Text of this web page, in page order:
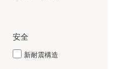
安全
新耐震構造